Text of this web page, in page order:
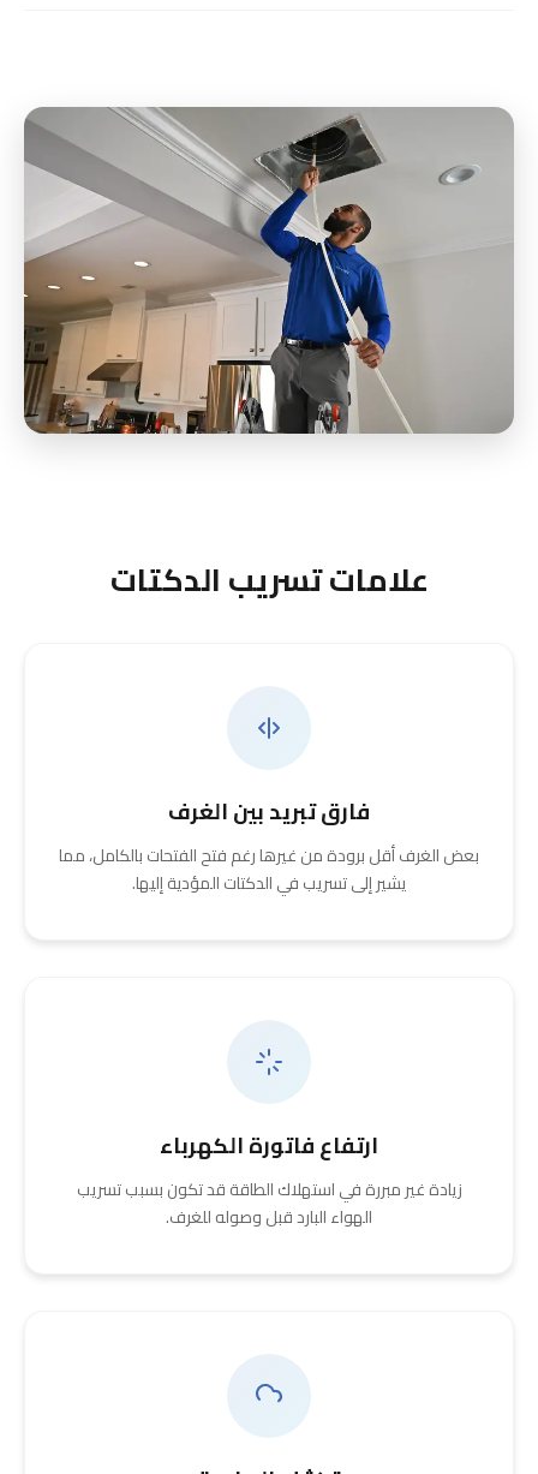
علامات تسريب الدكتات
فارق تبريد بين الغرف
بعض الغرف أقل برودة من غيرها رغم فتح الفتحات بالكامل، مما
يشير إلى تسريب في الدكتات المؤدية إليها.
ارتفاع فاتورة الكهرباء
زيادة غير مبررة في استهلاك الطاقة قد تكون بسبب تسريب
الهواء البارد قبل وصوله للغرف.